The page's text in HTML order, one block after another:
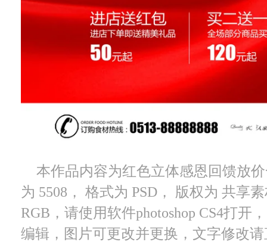
本作品内容为红色立体感恩回馈放
为 5508， 格式为 PSD， 版权为 共享
RGB，请使用软件photoshop CS4打开
编辑，图片可更改并更换，文字修改